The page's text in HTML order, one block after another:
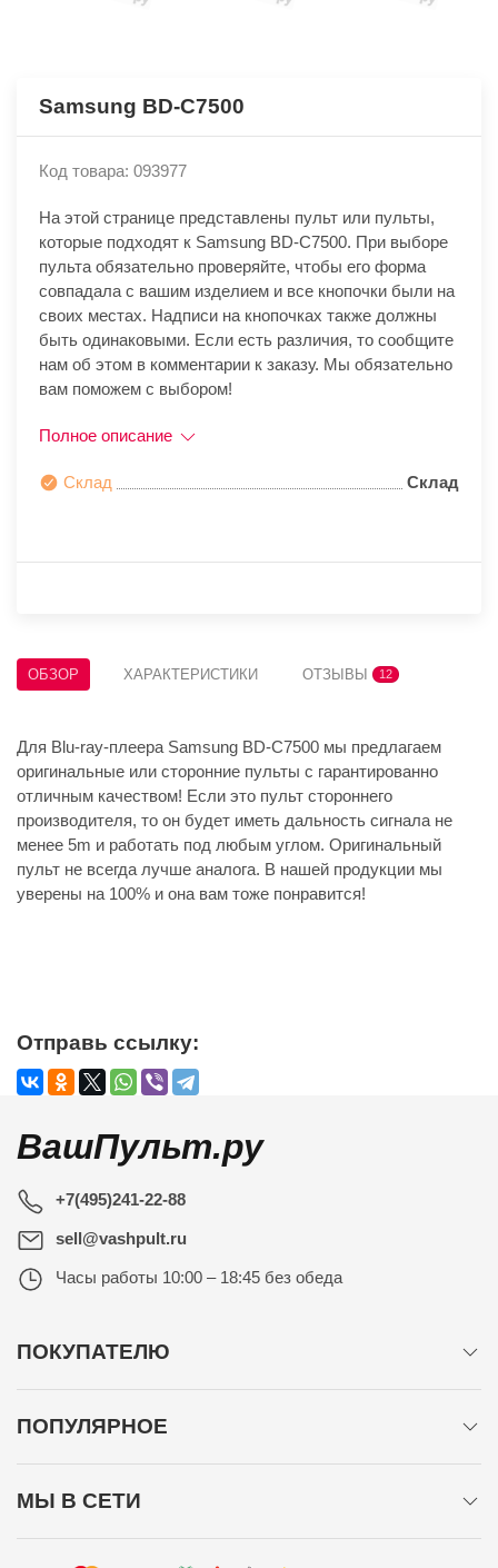
Samsung BD-C7500
Код товара: 093977
На этой странице представлены пульт или пульты,
которые подходят к Samsung BD-C7500. При выборе
пульта обязательно проверяйте, чтобы его форма
совпадала с вашим изделием и все кнопочки были на
своих местах. Надписи на кнопочках также должны
быть одинаковыми. Если есть различия, то сообщите
нам об этом в комментарии к заказу. Мы обязательно
вам поможем с выбором!
Полное описание
Склад Склад
ОБЗОР ХАРАКТЕРИСТИКИ ОТЗЫВЫ 12
Для Blu-ray-плеера Samsung BD-C7500 мы предлагаем
оригинальные или сторонние пульты с гарантированно
отличным качеством! Если это пульт стороннего
производителя, то он будет иметь дальность сигнала не
менее 5m и работать под любым углом. Оригинальный
пульт не всегда лучше аналога. В нашей продукции мы
уверены на 100% и она вам тоже понравится!
Отправь ссылку:
ВашПульт.ру
+7(495)241-22-88
sell@vashpult.ru
Часы работы 10:00 – 18:45 без обеда
ПОКУПАТЕЛЮ
ПОПУЛЯРНОЕ
МЫ В СЕТИ